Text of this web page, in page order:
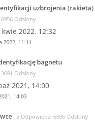
uzbrojenia (rakieta)
Odsłony
kwie 2022, 12:32
2022, 11:11
bagnetu
Odsłony
2021, 14:00
14:03
5 Odpowiedzi 6606 Odsłony